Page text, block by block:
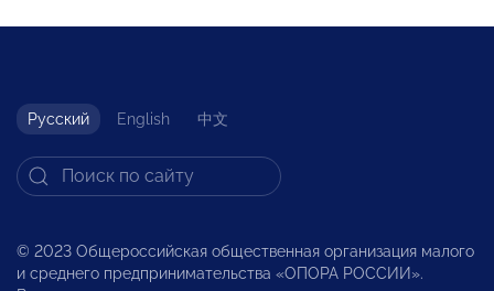
Русский English 中文
© 2023 Общероссийская общественная организация малого
и среднего предпринимательства «ОПОРА РОССИИ».